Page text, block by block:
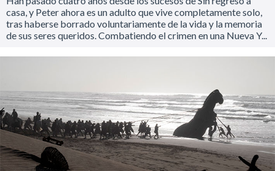
casa, y Peter ahora es un adulto que vive completamente solo,
tras haberse borrado voluntariamente de la vida y la memoria
de sus seres queridos. Combatiendo el crimen en una Nueva Y...